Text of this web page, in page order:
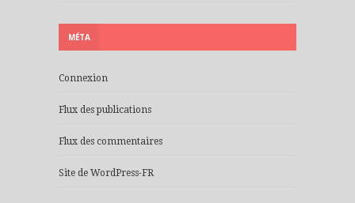
MÉTA
Connexion
Flux des publications
Flux des commentaires
Site de WordPress-FR